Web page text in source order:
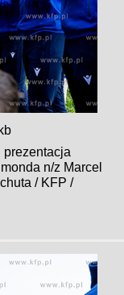
prezentacja
n/z Marcel
/ KFP /